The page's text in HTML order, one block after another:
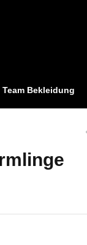
Team Bekleidung